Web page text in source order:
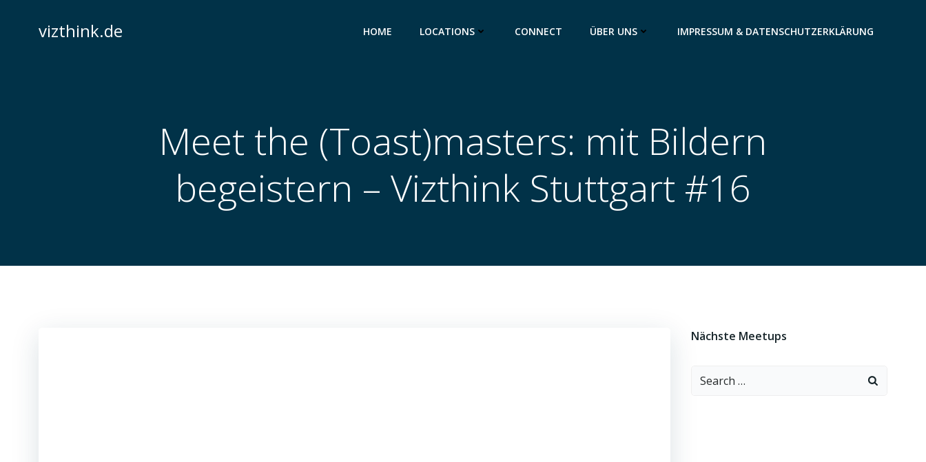
springenvizthink.de HOME LOCATIONS CONNECT ÜBER UNS IMPRESSUM & DATENSCHUTZERKLÄRUNG
Meet the (Toast)masters: mit Bildern
begeistern – Vizthink Stuttgart #16
Nächste Meetups
Search